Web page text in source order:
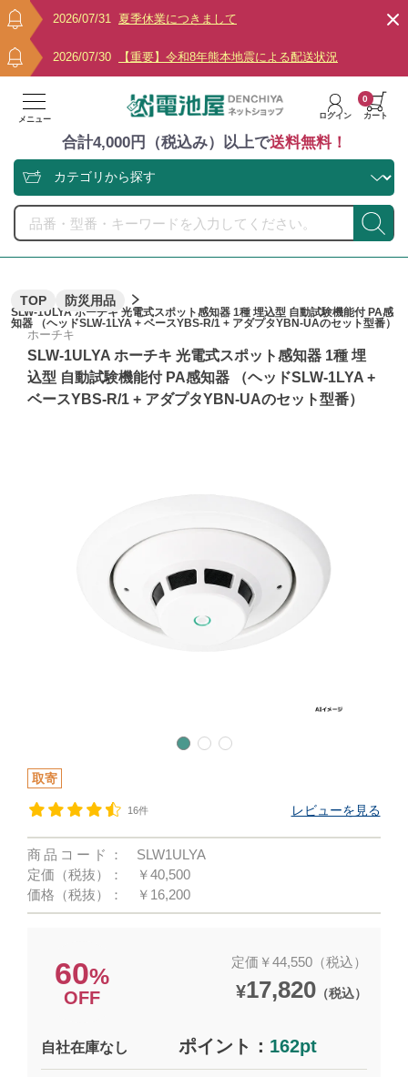
2026/07/31 夏季休業につきまして
2026/07/30 【重要】令和8年熊本地震による配送状況
メニュー ログイン カート
0
合計4,000円（税込み）以上で送料無料！
TOP 防災用品
SLW-1ULYA ホーチキ 光電式スポット感知器 1種 埋込型 自動試験機能付 PA感
知器 （ヘッドSLW-1LYA + ベースYBS-R/1 + アダプタYBN-UAのセット型番）
ホーチキ
SLW-1ULYA ホーチキ 光電式スポット感知器 1種 埋
込型 自動試験機能付 PA感知器 （ヘッドSLW-1LYA +
ベースYBS-R/1 + アダプタYBN-UAのセット型番）
取寄
16件 レビューを見る
商品コード：
SLW1ULYA
定価（税抜）：
￥40,500
価格（税抜）：
￥16,200
60%
OFF
定価￥44,550（税込）
¥17,820（税込）
自社在庫なし ポイント： 162pt